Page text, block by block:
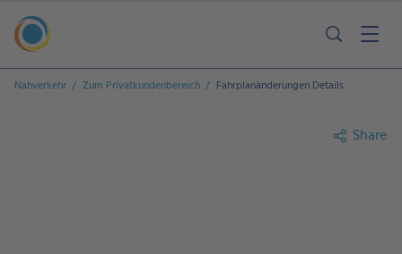
Nahverkehr Zum Privatkundenbereich Fahrplanänderungen Details
Share